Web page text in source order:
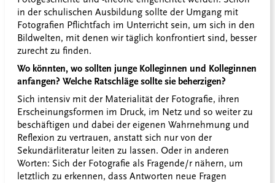
in der schulischen Ausbildung sollte der Umgang mit
Fotografien Pflichtfach im Unterricht sein, um sich in den
Bildwelten, mit denen wir täglich konfrontiert sind, besser
zurecht zu finden.
Wo könnten, wo sollten junge Kolleginnen und Kolleginnen
anfangen? Welche Ratschläge sollte sie beherzigen?
Sich intensiv mit der Materialität der Fotografie, ihren
Erscheinungsformen im Druck, im Netz und so weiter zu
beschäftigen und dabei der eigenen Wahrnehmung und
Reflexion zu vertrauen, anstatt sich nur von der
Sekundärliteratur leiten zu lassen. Oder in anderen
Worten: Sich der Fotografie als Fragende/r nähern, um
letztlich zu erkennen, dass Antworten neue Fragen